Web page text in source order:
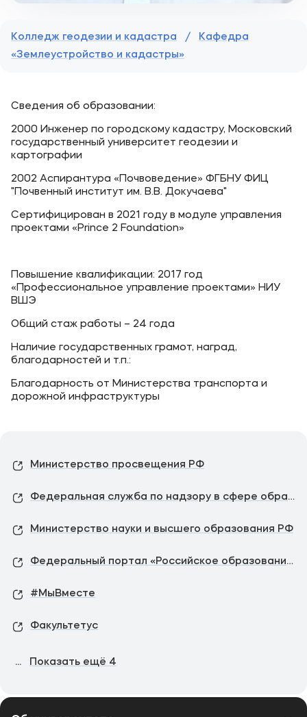
Колледж геодезии и кадастра /
Кафедра
«Землеустройство и кадастры»
Сведения об образовании:
2000 Инженер по городскому кадастру, Московский
государственный университет геодезии и
картографии
2002 Аспирантура «Почвоведение» ФГБНУ ФИЦ
"Почвенный институт им. В.В. Докучаева"
Сертифицирован в 2021 году в модуле управления
проектами «Prince 2 Foundation»
Повышение квалификации: 2017 год
«Профессиональное управление проектами» НИУ
ВШЭ
Общий стаж работы – 24 года
Наличие государственных грамот, наград,
благодарностей и т.п.:
Благодарность от Министерства транспорта и
дорожной инфраструктуры
Министерство просвещения РФ
Федеральная служба по надзору в сфере образования и науки
Министерство науки и высшего образования РФ
Федеральный портал «Российское образование»
#МыВместе
Факультетус
... Показать ещё 4